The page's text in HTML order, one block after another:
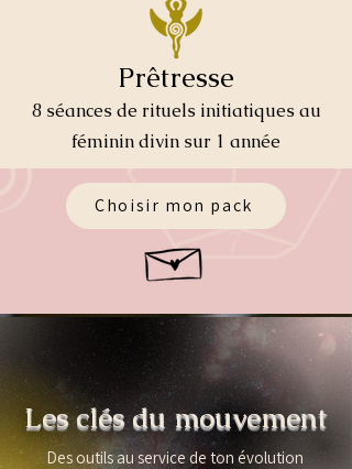
Prêtresse
​8 séances de rituels initiatiques au
féminin divin sur 1 année
Choisir mon pack
Les clés du mouvement
Des outils au service de ton évolution